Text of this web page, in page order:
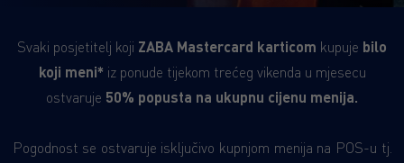
Svaki posjetitelj koji ZABA Mastercard karticom kupuje bilo
koji meni* iz ponude tijekom trećeg vikenda u mjesecu
ostvaruje 50% popusta na ukupnu cijenu menija.
Pogodnost se ostvaruje isključivo kupnjom menija na POS-u tj.